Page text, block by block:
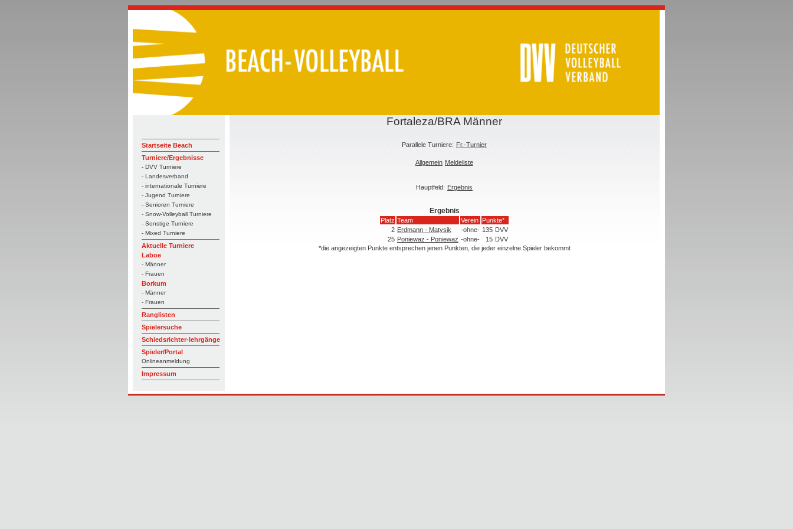
Startseite Beach
Turniere/Ergebnisse
- DVV Turniere
- Landesverband
- internationale Turniere
- Jugend Turniere
- Senioren Turniere
- Snow-Volleyball Turniere
- Sonstige Turniere
- Mixed Turniere
Aktuelle Turniere
Laboe
- Männer
- Frauen
Borkum
- Männer
- Frauen
Ranglisten
Spielersuche
Schiedsrichter-lehrgänge
Spieler/Portal
Onlineanmeldung
Impressum
Fortaleza/BRA Männer
Parallele Turniere: Fr.-Turnier
Allgemein Meldeliste
Hauptfeld: Ergebnis
Ergebnis
Platz Team Verein Punkte*
2 Erdmann - Matysik -ohne- 135 DVV
25 Poniewaz - Poniewaz -ohne- 15 DVV
*die angezeigten Punkte entsprechen jenen Punkten, die jeder einzelne Spieler bekommt